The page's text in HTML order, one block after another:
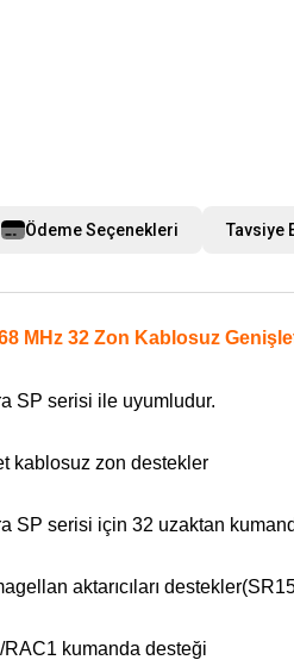
Ödeme Seçenekleri Tavsiye
MHz 32 Zon Kablosuz
SP serisi ile uyumludur.
kablosuz zon destekler
SP serisi için 32 uzaktan
aktarıcıları
RAC1 kumanda desteği